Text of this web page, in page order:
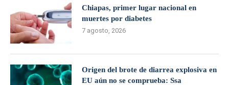
Chiapas, primer lugar nacional en
muertes por diabetes
7 agosto, 2026
Origen del brote de diarrea explosiva en
EU aún no se comprueba: Ssa